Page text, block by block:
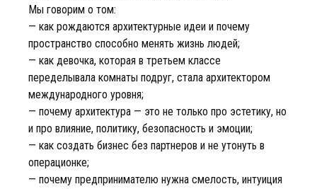
Мы говорим о том:
— как рождаются архитектурные идеи и почему
пространство способно менять жизнь людей;
— как девочка, которая в третьем классе
переделывала комнаты подруг, стала архитектором
международного уровня;
— почему архитектура — это не только про эстетику, но
и про влияние, политику, безопасность и эмоции;
— как создать бизнес без партнеров и не утонуть в
операционке;
— почему предпринимателю нужна смелость, интуиция